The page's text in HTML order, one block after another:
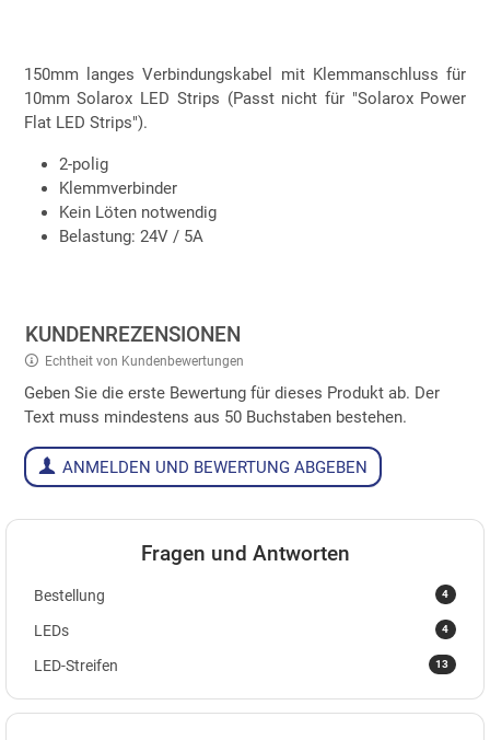
150mm langes Verbindungskabel mit Klemmanschluss für
10mm Solarox LED Strips (Passt nicht für "Solarox Power
Flat LED Strips").
2-polig
Klemmverbinder
Kein Löten notwendig
Belastung: 24V / 5A
KUNDENREZENSIONEN
Echtheit von Kundenbewertungen
Geben Sie die erste Bewertung für dieses Produkt ab. Der
Text muss mindestens aus 50 Buchstaben bestehen.
ANMELDEN UND BEWERTUNG ABGEBEN
Fragen und Antworten
4
Bestellung
4
LEDs
13
LED-Streifen